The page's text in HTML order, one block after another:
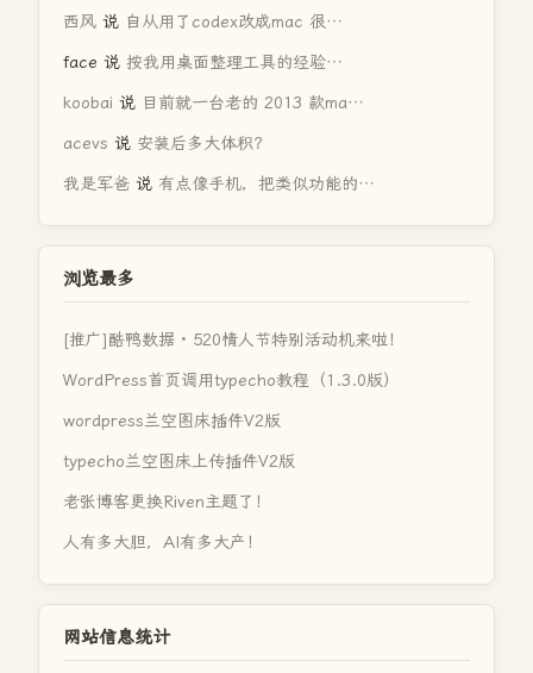
西风 说 自从用了codex改成mac 很…
face 说 按我用桌面整理工具的经验…
koobai 说 目前就一台老的 2013 款ma…
acevs 说 安装后多大体积？
我是军爸 说 有点像手机，把类似功能的…
浏览最多
[推广]酷鸭数据 · 520情人节特别活动机来啦！
WordPress首页调用typecho教程（1.3.0版）
wordpress兰空图床插件V2版
typecho兰空图床上传插件V2版
老张博客更换Riven主题了！
人有多大胆，AI有多大产！
网站信息统计